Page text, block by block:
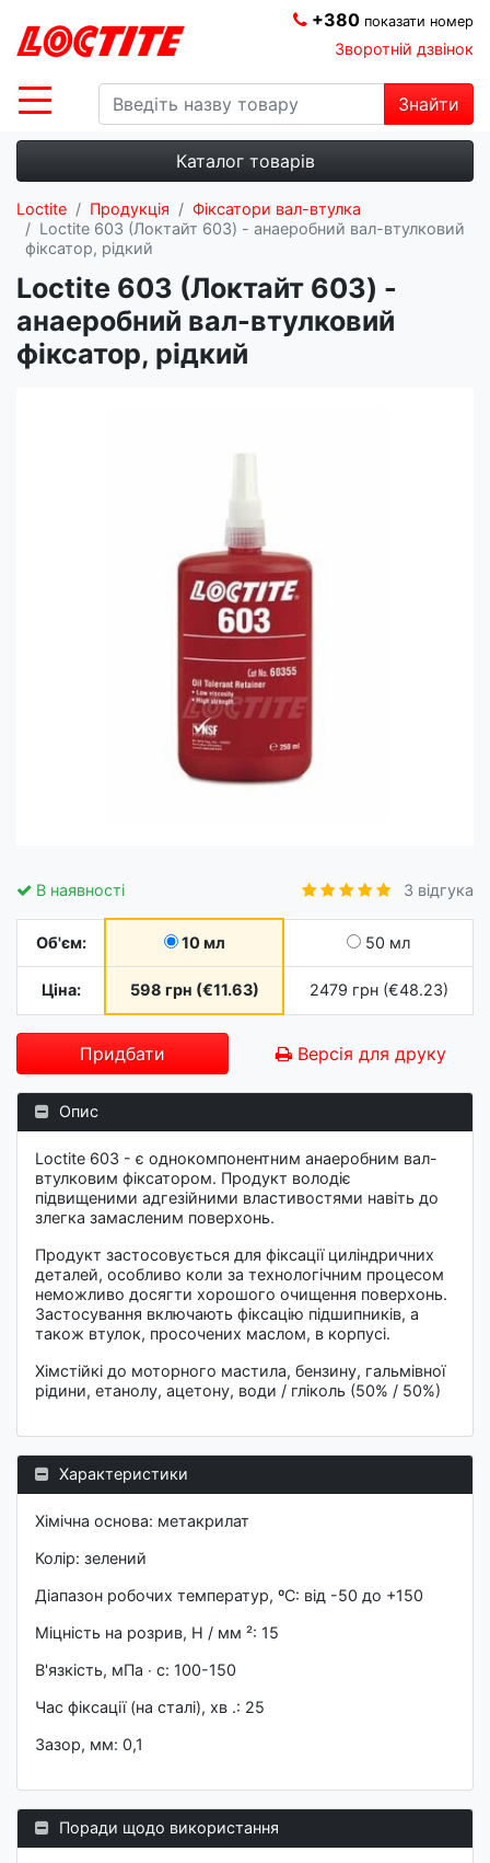
Знайти
+380 показати номер
Зворотній дзвінок
Каталог товарів
Loctite Продукція
Фіксатори вал-втулка
Loctite 603 (Локтайт 603) - анаеробний вал-втулковий
фіксатор, рідкий
Loctite 603 (Локтайт 603) -
анаеробний вал-втулковий
фіксатор, рідкий
3 відгука
В наявності
Об'єм: 10 мл 50 мл
Ціна: 598 грн (€11.63) 2479 грн (€48.23)
Придбати Версія для друку
Опис
Loctite 603 - є однокомпонентним анаеробним вал-
втулковим фіксатором. Продукт володіє
підвищеними адгезійними властивостями навіть до
злегка замасленим поверхонь.
Продукт застосовується для фіксації циліндричних
деталей, особливо коли за технологічним процесом
неможливо досягти хорошого очищення поверхонь.
Застосування включають фіксацію підшипників, а
також втулок, просочених маслом, в корпусі.
Хімстійкі до моторного мастила, бензину, гальмівної
рідини, етанолу, ацетону, води / гліколь (50% / 50%)
Характеристики
Хімічна основа: метакрилат
Колір: зелений
Діапазон робочих температур, ºC: від -50 до +150
Міцність на розрив, Н / мм ²: 15
В'язкість, мПа ∙ c: 100-150
Час фіксації (на сталі), хв .: 25
Зазор, мм: 0,1
Поради щодо використання